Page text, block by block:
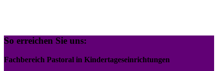
So erreichen Sie uns:
Fachbereich Pastoral in Kindertageseinrichtungen